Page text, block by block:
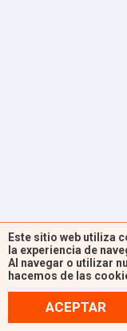
Este sitio web utiliza
la experiencia de
Al navegar o utilizar
hacemos de las
ACEPTAR